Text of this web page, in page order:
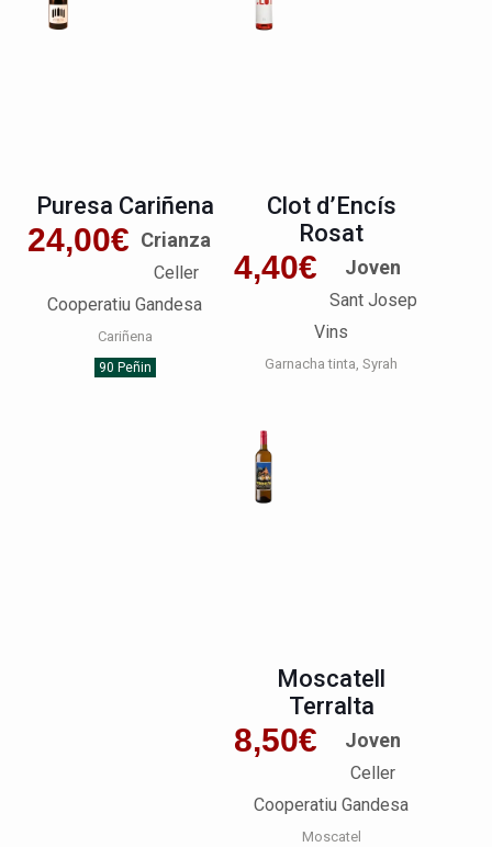
Puresa Cariñena
24,00€ Crianza
Celler
Cooperatiu Gandesa
Cariñena
90 Peñin
Clot d’Encís
Rosat
4,40€ Joven
Sant Josep
Vins
Garnacha tinta Syrah
Moscatell
Terralta
8,50€ Joven
Celler
Cooperatiu Gandesa
Moscatel